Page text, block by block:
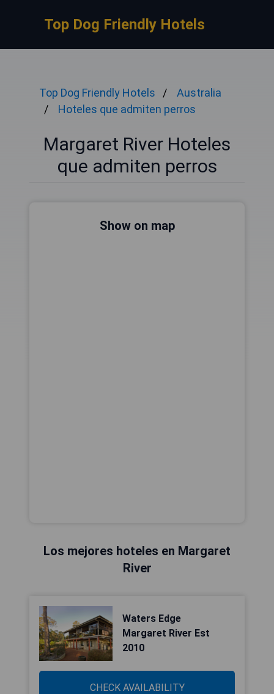
Top Dog Friendly Hotels
Top Dog Friendly Hotels
Australia
Hoteles que admiten perros
Margaret River Hoteles
que admiten perros
Show on map
Los mejores hoteles en Margaret
River
Waters Edge
Margaret River Est
2010
CHECK AVAILABILITY